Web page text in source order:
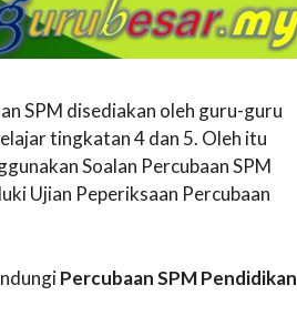
SPM disediakan oleh guru-guru
tingkatan 4 dan 5. Oleh itu
Soalan Percubaan SPM
Ujian Peperiksaan Percubaan
Percubaan SPM Pendidikan